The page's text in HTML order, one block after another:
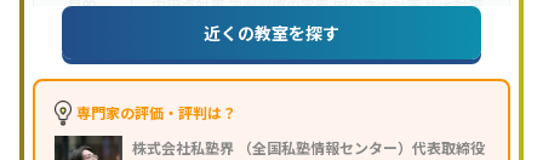
目的
内申点対策学習習慣の定着国公立大対策私大対策
共通テスト対策英語・英会話特化対策
特徴
中高一貫校生に対応特待生・奨学金制度あり授業
の振替可能学習にPC・タブレットを利用オンライ
ン対応季節講習のみの受講可
※2023年10月調査。
近くの教室を探す
専門家の評価・評判は？
株式会社私塾界 （全国私塾情報センター）代表取締役